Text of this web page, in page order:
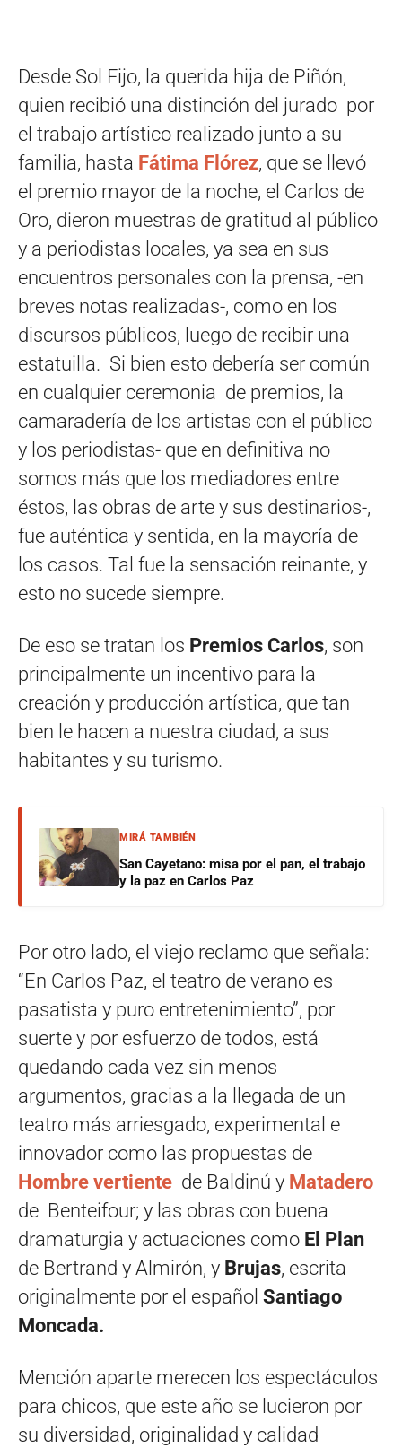
Desde Sol Fijo, la querida hija de Piñón,
quien recibió una distinción del jurado por
el trabajo artístico realizado junto a su
familia, hasta Fátima Flórez, que se llevó
el premio mayor de la noche, el Carlos de
Oro, dieron muestras de gratitud al público
y a periodistas locales, ya sea en sus
encuentros personales con la prensa, -en
breves notas realizadas-, como en los
discursos públicos, luego de recibir una
estatuilla. Si bien esto debería ser común
en cualquier ceremonia de premios, la
camaradería de los artistas con el público
y los periodistas- que en definitiva no
somos más que los mediadores entre
éstos, las obras de arte y sus destinarios-,
fue auténtica y sentida, en la mayoría de
los casos. Tal fue la sensación reinante, y
esto no sucede siempre.
De eso se tratan los Premios Carlos, son
principalmente un incentivo para la
creación y producción artística, que tan
bien le hacen a nuestra ciudad, a sus
habitantes y su turismo.
MIRÁ TAMBIÉN
San Cayetano: misa por el pan, el trabajo
y la paz en Carlos Paz
Por otro lado, el viejo reclamo que señala:
“En Carlos Paz, el teatro de verano es
pasatista y puro entretenimiento”, por
suerte y por esfuerzo de todos, está
quedando cada vez sin menos
argumentos, gracias a la llegada de un
teatro más arriesgado, experimental e
innovador como las propuestas de
Hombre vertiente de Baldinú y Matadero
de Benteifour; y las obras con buena
dramaturgia y actuaciones como El Plan
de Bertrand y Almirón, y Brujas, escrita
originalmente por el español Santiago
Moncada.
Mención aparte merecen los espectáculos
para chicos, que este año se lucieron por
su diversidad, originalidad y calidad